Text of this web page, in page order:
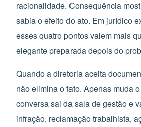
racionalidade. Consequência
sabia o efeito do ato. Em jurídico
esses quatro pontos valem mais
elegante preparada depois do
Quando a diretoria aceita
não elimina o fato. Apenas muda
conversa sai da sala de gestão e
infração, reclamação trabalhista,